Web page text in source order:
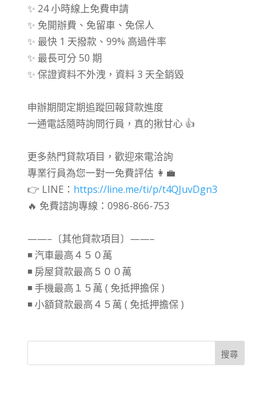
✨ 24 小時線上免費申請
✨ 免開辦費、免留車、免保人
✨ 最快 1 天撥款、99% 高過件率
✨ 最長可分 50 期
✨ 保證資料不外洩，資料 3 天全銷毀
申辦期間定期追蹤回報貸款進度
一通電話隨時詢問行員，真的揪甘心 👍
更多熱門貸款項目，歡迎來電洽詢
專業行員為您一對一免費評估 👩💼
👉 LINE： https://line.me/ti/p/t4QJuvDgn3
🔥 免費諮詢專線：0986-866-753
——–〔其他貸款項目〕——–
◾ 汽車最高４５０萬
◾ 房屋貸款最高５００萬
◾ 手機最高１５萬 ( 免抵押擔保 )
◾ 小額貸款最高４５萬 ( 免抵押擔保 )